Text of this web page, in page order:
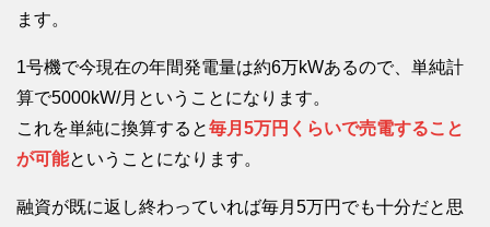
ます。
1号機で今現在の年間発電量は約6万kWあるので、単純計
算で5000kW/月ということになります。
これを単純に換算すると毎月5万円くらいで売電すること
が可能ということになります。
融資が既に返し終わっていれば毎月5万円でも十分だと思